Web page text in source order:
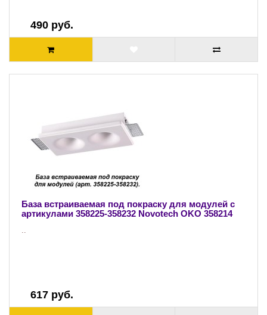
490 руб.
База встраиваемая под покраску для модулей с
артикулами 358225-358232 Novotech OKO 358214
..
617 руб.